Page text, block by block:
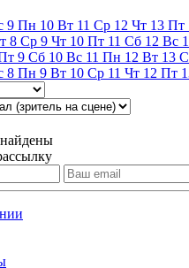
9 Пн 10 Вт 11 Ср 12 Чт 13 Пт
8 Ср 9 Чт 10 Пт 11 Сб 12 Вс
9 Сб 10 Вс 11 Пн 12 Вт 13
8 Пн 9 Вт 10 Ср 11 Чт 12 Пт